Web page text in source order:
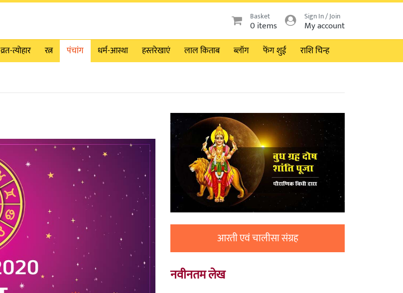
Basket
0 items
Sign In / Join
My account
व्रत-त्योहार रत्न पंचांग धर्म-आस्था हस्तरेखाएं लाल किताब ब्लॉग फेंग शुई राशि चिन्ह
आरती एवं चालीसा संग्रह
नवीनतम लेख